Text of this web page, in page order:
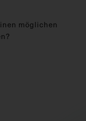
möglichen